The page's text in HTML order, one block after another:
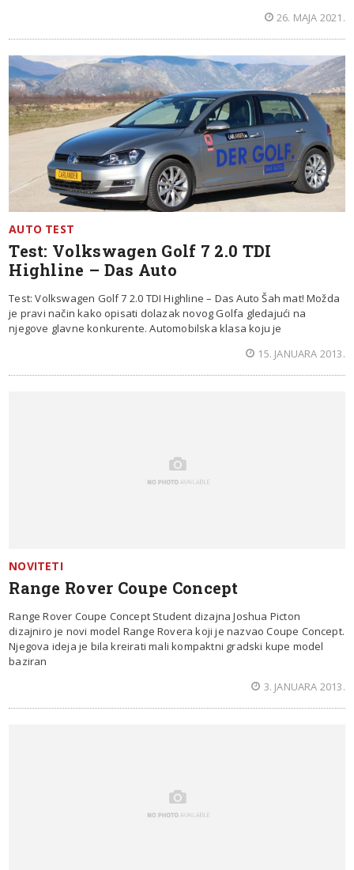
26. MAJA 2021.
AUTO TEST
Test: Volkswagen Golf 7 2.0 TDI
Highline – Das Auto
Test: Volkswagen Golf 7 2.0 TDI Highline – Das Auto Šah mat! Možda
je pravi način kako opisati dolazak novog Golfa gledajući na
njegove glavne konkurente. Automobilska klasa koju je
15. JANUARA 2013.
NOVITETI
Range Rover Coupe Concept
Range Rover Coupe Concept Student dizajna Joshua Picton
dizajniro je novi model Range Rovera koji je nazvao Coupe Concept.
Njegova ideja je bila kreirati mali kompaktni gradski kupe model
baziran
3. JANUARA 2013.